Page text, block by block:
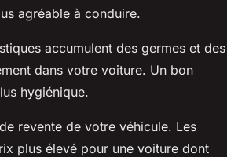
agréable à conduire.
accumulent des germes et des
dans votre voiture. Un bon
hygiénique.
revente de votre véhicule. Les
plus élevé pour une voiture dont